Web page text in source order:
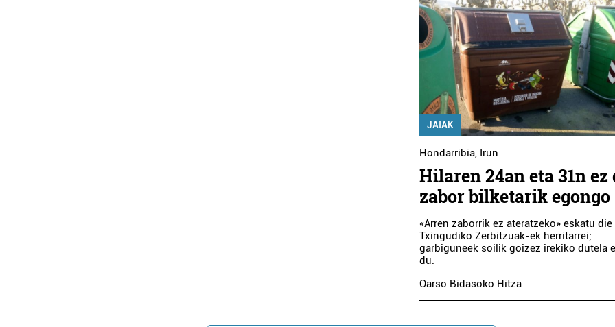
JAIAK
Hondarribia, Irun
Hilaren 24an eta 31n ez
zabor bilketarik egongo
«Arren zaborrik ez ateratzeko» eskatu die
Txingudiko Zerbitzuak-ek herritarrei;
garbiguneek soilik goizez irekiko dutela
du.
Oarso Bidasoko Hitza